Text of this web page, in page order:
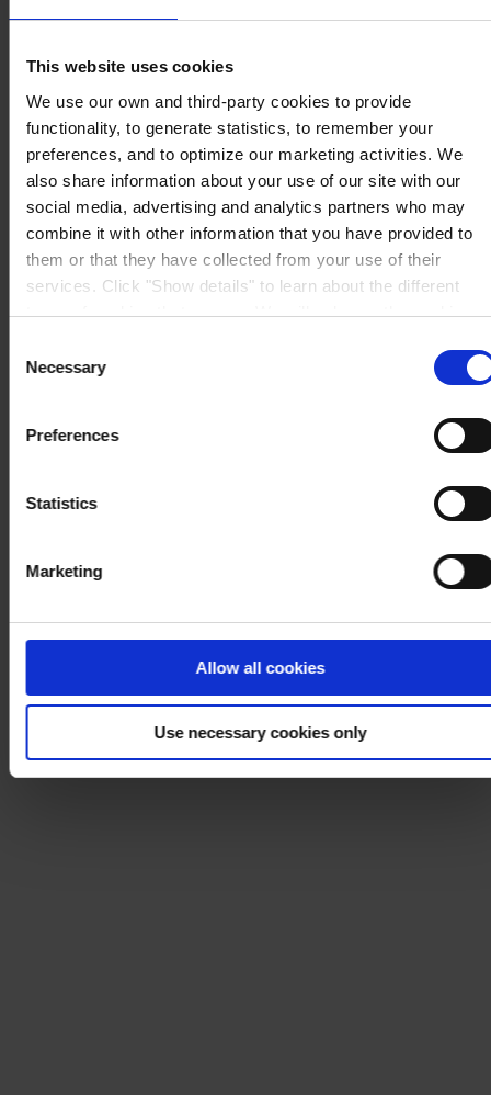
This website uses cookies
We use our own and third-party cookies to provide
functionality, to generate statistics, to remember your
preferences, and to optimize our marketing activities. We
also share information about your use of our site with our
social media, advertising and analytics partners who may
combine it with other information that you have provided to
them or that they have collected from your use of their
services. Click "Show details" to learn about the different
types of cookies that we use. We will only use the cookies
cookies after having received your consent. You may
withdraw your consent at any time by using the link in our
. If you would like to know more how we
process your personal data, please visit our
Selection
Necessary
Preferences
Statistics
Marketing
Allow all cookies
Use necessary cookies only
Lindenstraße 30
KONTAKTTel:+49 41 01 707 0
Mail:Protective.de@hempel.com Marine.de@hempel.com